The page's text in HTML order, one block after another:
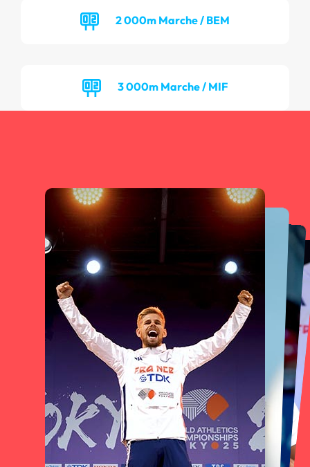
2 000m Marche / BEM
3 000m Marche / MIF